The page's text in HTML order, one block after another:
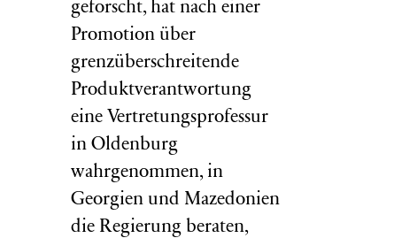
geforscht, hat nach einer
Promotion über
grenzüberschreitende
Produktverantwortung
eine Vertretungsprofessur
in Oldenburg
wahrgenommen, in
Georgien und Mazedonien
die Regierung beraten,